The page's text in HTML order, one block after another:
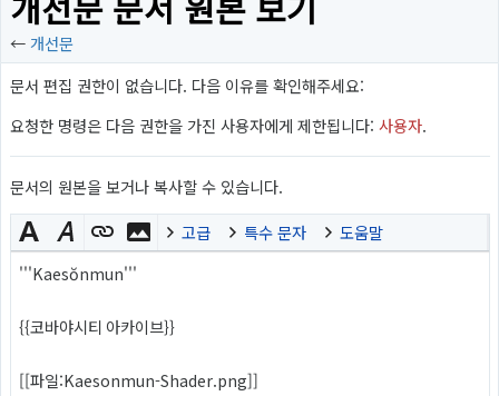
← 개선문
문서 편집 권한이 없습니다. 다음 이유를 확인해주세요:
요청한 명령은 다음 권한을 가진 사용자에게 제한됩니다: 사용자.
문서의 원본을 보거나 복사할 수 있습니다.
고급
특수 문자 도움말